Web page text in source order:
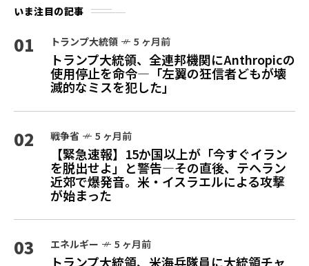
いま注目の記事
01 トランプ大統領 5 ヶ月前
トランプ大統領、全連邦機関にAnthropicの
使用停止を命令—「左翼の狂信者どもが壊
滅的なミスを犯した」
02 戦争省 5 ヶ月前
【緊急速報】15か国以上が「今すぐイラン
を脱出せよ」と警告—その直後、テヘラン
近郊で爆発音。米・イスラエルによる攻撃
が始まった
03 エネルギー 5 ヶ月前
トランプ大統領、米海兵隊員に大統領チャ